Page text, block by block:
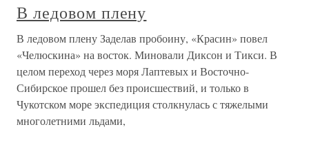
В ледовом плену
В ледовом плену Заделав пробоину, «Красин» повел
«Челюскина» на восток. Миновали Диксон и Тикси. В
целом переход через моря Лаптевых и Восточно-
Сибирское прошел без происшествий, и только в
Чукотском море экспедиция столкнулась с тяжелыми
многолетними льдами,